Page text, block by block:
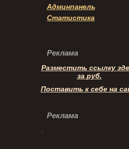
Админпанель
Статистика
Реклама
Разместить ссылку
за руб.
Поставить к себе на
Реклама